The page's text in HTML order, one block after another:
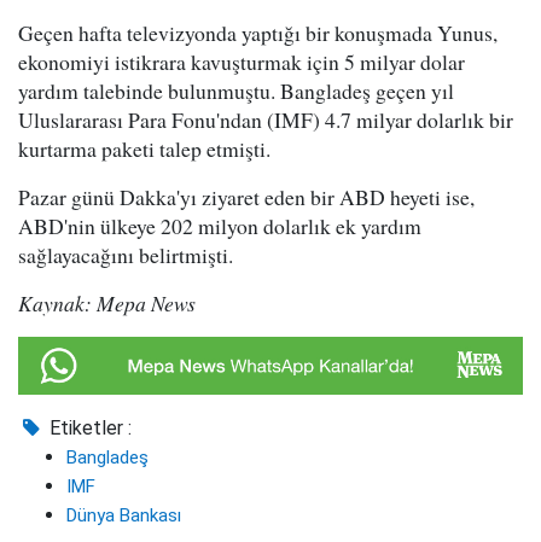
Geçen hafta televizyonda yaptığı bir konuşmada Yunus,
ekonomiyi istikrara kavuşturmak için 5 milyar dolar
yardım talebinde bulunmuştu. Bangladeş geçen yıl
Uluslararası Para Fonu'ndan (IMF) 4.7 milyar dolarlık bir
kurtarma paketi talep etmişti.
Pazar günü Dakka'yı ziyaret eden bir ABD heyeti ise,
ABD'nin ülkeye 202 milyon dolarlık ek yardım
sağlayacağını belirtmişti.
Kaynak: Mepa News
Etiketler :
Bangladeş
IMF
Dünya Bankası